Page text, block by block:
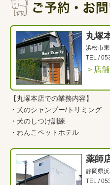
丸塚
浜松市
TEL /
＞店
【丸塚本店での業務内容】
・ 犬のシャンプー/トリミング
・ 犬のしつけ訓練
・ わんこペットホテル
薬師
静岡県
TEL /